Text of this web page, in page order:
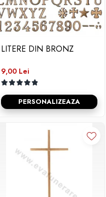
LITERE DIN BRONZ
9,00 Lei
PERSONALIZEAZA